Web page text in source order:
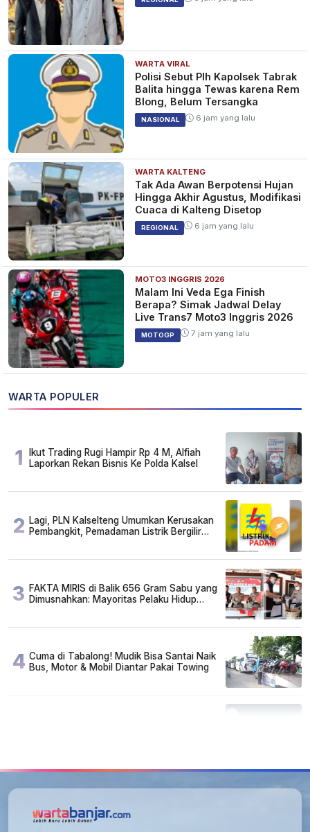
WARTA VIRAL
Polisi Sebut Plh Kapolsek Tabrak
Balita hingga Tewas karena Rem
Blong, Belum Tersangka
NASIONAL 6 jam yang lalu
WARTA KALTENG
Tak Ada Awan Berpotensi Hujan
Hingga Akhir Agustus, Modifikasi
Cuaca di Kalteng Disetop
REGIONAL 6 jam yang lalu
MOTO3 INGGRIS 2026
Malam Ini Veda Ega Finish
Berapa? Simak Jadwal Delay
Live Trans7 Moto3 Inggris 2026
MOTOGP 7 jam yang lalu
WARTA POPULER
1
Ikut Trading Rugi Hampir Rp 4 M, Alfiah
Laporkan Rekan Bisnis Ke Polda Kalsel
2 Lagi, PLN Kalselteng Umumkan Kerusakan
Pembangkit, Pemadaman Listrik Bergilir
3 FAKTA MIRIS di Balik 656 Gram Sabu yang
Dimusnahkan: Mayoritas Pelaku Hidup
4 Cuma di Tabalong! Mudik Bisa Santai Naik
Bus, Motor & Mobil Diantar Pakai Towing